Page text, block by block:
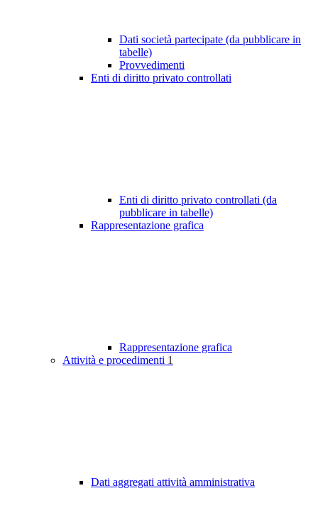
Dati società partecipate (da pubblicare in
tabelle)
Provvedimenti
Enti di diritto privato controllati
Enti di diritto privato controllati (da
pubblicare in tabelle)
Rappresentazione grafica
Rappresentazione grafica
Attività e procedimenti 1
Dati aggregati attività amministrativa